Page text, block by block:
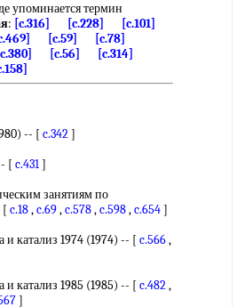
упоминается термин
: [c.316] [c.228]
[c.101]
[c.59]
[c.78]
[c.56]
[c.314]
-- [ c.342]
[ c.431]
занятиям по
[ c.18,c.69,c.578,c.598,c.654]
катализ 1974 (1974) -- [ c.566,
катализ 1985 (1985) -- [ c.482,
]